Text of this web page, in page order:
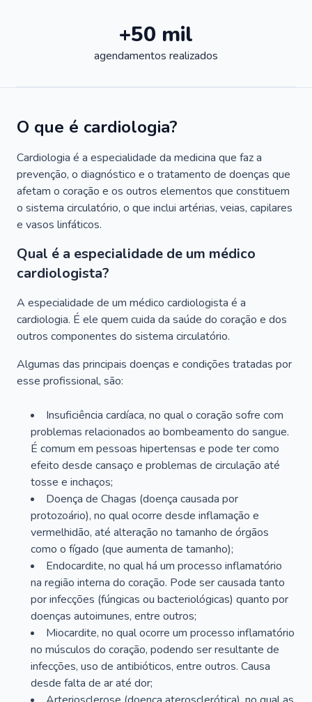
+50 mil
agendamentos realizados
O que é cardiologia?
Cardiologia é a especialidade da medicina que faz a
prevenção, o diagnóstico e o tratamento de doenças que
afetam o coração e os outros elementos que constituem
o sistema circulatório, o que inclui artérias, veias, capilares
e vasos linfáticos.
Qual é a especialidade de um médico
cardiologista?
A especialidade de um médico cardiologista é a
cardiologia. É ele quem cuida da saúde do coração e dos
outros componentes do sistema circulatório.
Algumas das principais doenças e condições tratadas por
esse profissional, são:
Insuficiência cardíaca, no qual o coração sofre com
problemas relacionados ao bombeamento do sangue.
É comum em pessoas hipertensas e pode ter como
efeito desde cansaço e problemas de circulação até
tosse e inchaços;
Doença de Chagas (doença causada por
protozoário), no qual ocorre desde inflamação e
vermelhidão, até alteração no tamanho de órgãos
como o fígado (que aumenta de tamanho);
Endocardite, no qual há um processo inflamatório
na região interna do coração. Pode ser causada tanto
por infecções (fúngicas ou bacteriológicas) quanto por
doenças autoimunes, entre outros;
Miocardite, no qual ocorre um processo inflamatório
no músculos do coração, podendo ser resultante de
infecções, uso de antibióticos, entre outros. Causa
desde falta de ar até dor;